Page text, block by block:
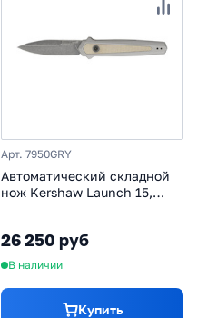
Арт. 7950GRY
Автоматический складной
нож Kershaw Launch 15,
микарта, серый
26 250 руб
В наличии
Купить